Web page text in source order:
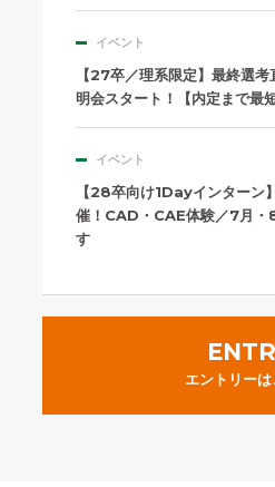
イベント
【27卒／理系限定】最終選
明会スタート！【内定まで最
イベント
【28卒向け1Dayインターン
催！CAD・CAE体験／7月・
す
エントリーは